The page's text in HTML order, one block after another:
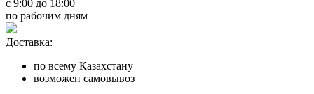
с 9:00 до 18:00
по рабочим дням
Доставка:
по всему Казахстану
возможен самовывоз